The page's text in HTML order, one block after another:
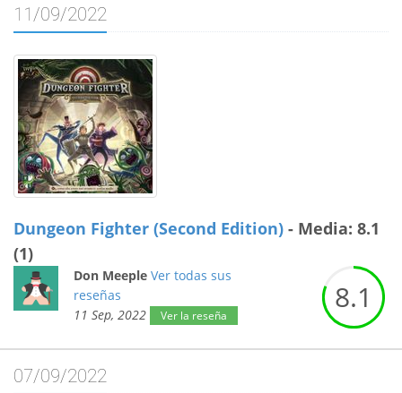
11/09/2022
Dungeon Fighter (Second Edition) - Media: 8.1
(1)
Don Meeple Ver todas sus
reseñas
11 Sep, 2022
Ver la reseña
8.1
07/09/2022